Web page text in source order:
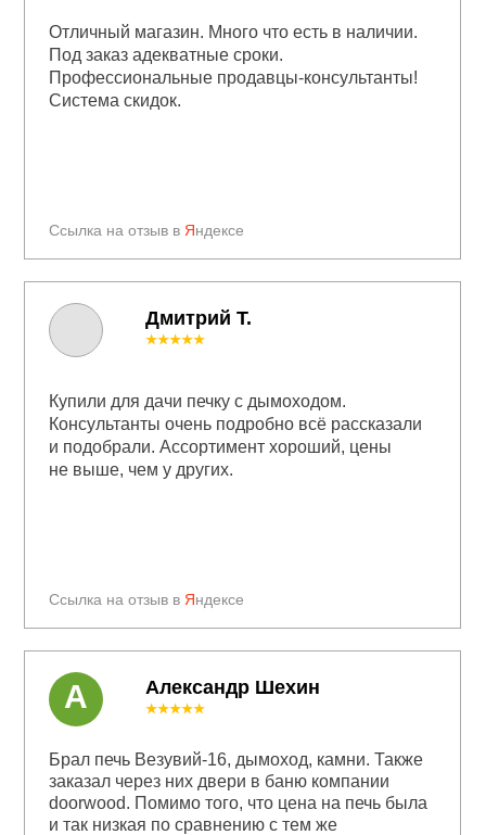
Ссылка на отзыв в Яндексе
Отличный магазин. Много что есть в наличии.
Под заказ адекватные сроки.
Профессиональные продавцы-консультанты!
Система скидок.
Ссылка на отзыв в Яндексе
★★★★★
Купили для дачи печку с дымоходом.
Консультанты очень подробно всё рассказали
и подобрали. Ассортимент хороший, цены
не выше, чем у других.
Александр Шехин
★★★★★
Брал печь Везувий-16, дымоход, камни. Также
заказал через них двери в баню компании
doorwood. Помимо того, что цена на печь была
и так низкая по сравнению с тем же
А
Дмитрий Т.